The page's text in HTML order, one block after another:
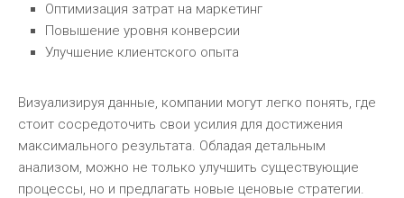
Оптимизация затрат на маркетинг
Повышение уровня конверсии
Улучшение клиентского опыта
Визуализируя данные, компании могут легко понять, где
стоит сосредоточить свои усилия для достижения
максимального результата. Обладая детальным
анализом, можно не только улучшить существующие
процессы, но и предлагать новые ценовые стратегии.